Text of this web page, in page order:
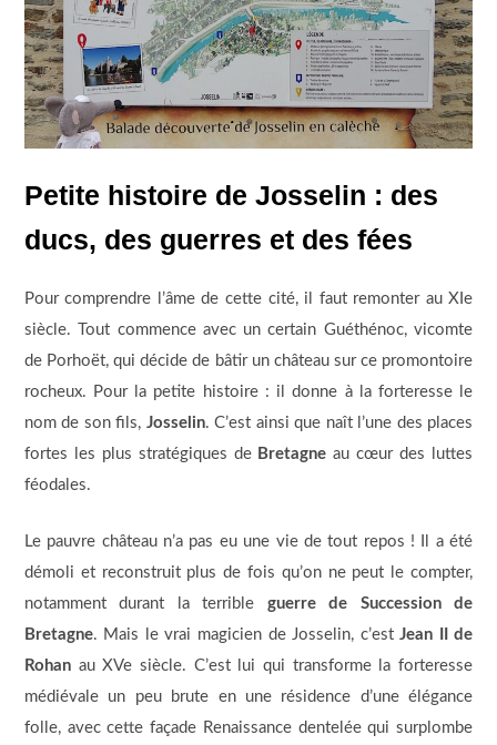
Petite histoire de Josselin : des
ducs, des guerres et des fées
Pour comprendre l’âme de cette cité, il faut remonter au XIe
siècle. Tout commence avec un certain Guéthénoc, vicomte
de Porhoët, qui décide de bâtir un château sur ce promontoire
rocheux. Pour la petite histoire : il donne à la forteresse le
nom de son fils, Josselin. C’est ainsi que naît l’une des places
fortes les plus stratégiques de Bretagne au cœur des luttes
féodales.
Le pauvre château n’a pas eu une vie de tout repos ! Il a été
démoli et reconstruit plus de fois qu’on ne peut le compter,
notamment durant la terrible guerre de Succession de
Bretagne. Mais le vrai magicien de Josselin, c’estJean II de
Rohanau XVe siècle. C’est lui qui transforme la forteresse
médiévale un peu brute en une résidence d’une élégance
folle, avec cette façade Renaissance dentelée qui surplombe